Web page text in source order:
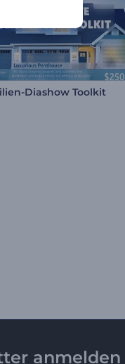
Diashow Toolkit
anmelden